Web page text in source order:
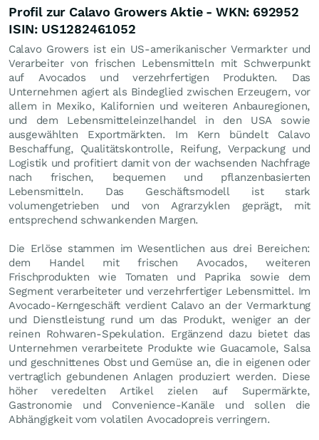
Profil zur Calavo Growers Aktie - WKN: 692952
ISIN: US1282461052
Calavo Growers ist ein US-amerikanischer Vermarkter und
Verarbeiter von frischen Lebensmitteln mit Schwerpunkt
auf Avocados und verzehrfertigen Produkten. Das
Unternehmen agiert als Bindeglied zwischen Erzeugern, vor
allem in Mexiko, Kalifornien und weiteren Anbauregionen,
und dem Lebensmitteleinzelhandel in den USA sowie
ausgewählten Exportmärkten. Im Kern bündelt Calavo
Beschaffung, Qualitätskontrolle, Reifung, Verpackung und
Logistik und profitiert damit von der wachsenden Nachfrage
nach frischen, bequemen und pflanzenbasierten
Lebensmitteln. Das Geschäftsmodell ist stark
volumengetrieben und von Agrarzyklen geprägt, mit
entsprechend schwankenden Margen.
Die Erlöse stammen im Wesentlichen aus drei Bereichen:
dem Handel mit frischen Avocados, weiteren
Frischprodukten wie Tomaten und Paprika sowie dem
Segment verarbeiteter und verzehrfertiger Lebensmittel. Im
Avocado-Kerngeschäft verdient Calavo an der Vermarktung
und Dienstleistung rund um das Produkt, weniger an der
reinen Rohwaren-Spekulation. Ergänzend dazu bietet das
Unternehmen verarbeitete Produkte wie Guacamole, Salsa
und geschnittenes Obst und Gemüse an, die in eigenen oder
vertraglich gebundenen Anlagen produziert werden. Diese
höher veredelten Artikel zielen auf Supermärkte,
Gastronomie und Convenience-Kanäle und sollen die
Abhängigkeit vom volatilen Avocadopreis verringern.